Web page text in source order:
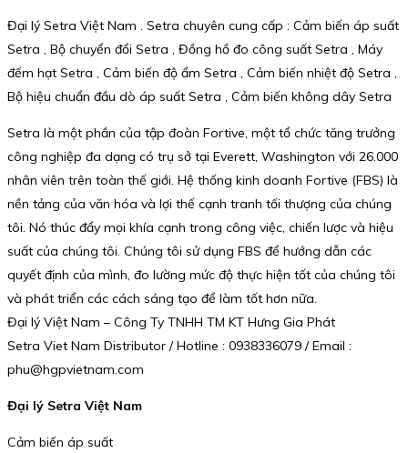
Đại lý Setra Việt Nam . Setra chuyên cung cấp : Cảm biến áp suất
Setra , Bộ chuyển đổi Setra , Đồng hồ đo công suất Setra , Máy
đếm hạt Setra , Cảm biến độ ẩm Setra , Cảm biến nhiệt độ Setra ,
Bộ hiệu chuẩn đầu dò áp suất Setra , Cảm biến không dây Setra
Setra là một phần của tập đoàn Fortive, một tổ chức tăng trưởng
công nghiệp đa dạng có trụ sở tại Everett, Washington với 26.000
nhân viên trên toàn thế giới. Hệ thống kinh doanh Fortive (FBS) là
nền tảng của văn hóa và lợi thế cạnh tranh tối thượng của chúng
tôi. Nó thúc đẩy mọi khía cạnh trong công việc, chiến lược và hiệu
suất của chúng tôi. Chúng tôi sử dụng FBS để hướng dẫn các
quyết định của mình, đo lường mức độ thực hiện tốt của chúng tôi
và phát triển các cách sáng tạo để làm tốt hơn nữa.
Đại lý Việt Nam – Công Ty TNHH TM KT Hưng Gia Phát
Setra Viet Nam Distributor / Hotline : 0938336079 / Email :
phu@hgpvietnam.com
Đại lý Setra Việt Nam
Cảm biến áp suất